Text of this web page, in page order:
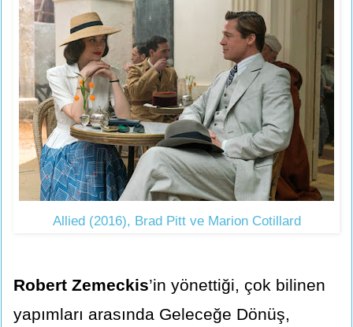
Allied (2016), Brad Pitt ve Marion Cotillard
Robert Zemeckis’in yönettiği, çok bilinen
yapımları arasında Geleceğe Dönüş,